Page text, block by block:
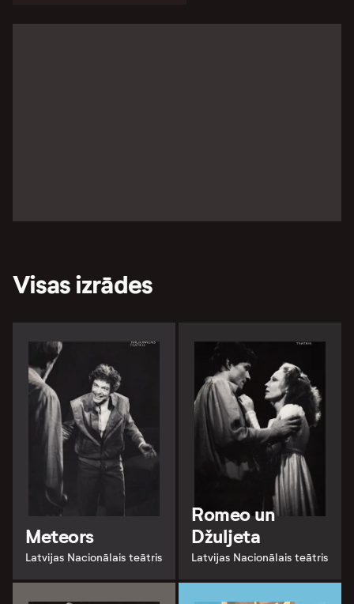
Visas izrādes
Meteors
Latvijas Nacionālais teātris
Romeo un
Džuljeta
Latvijas Nacionālais teātris